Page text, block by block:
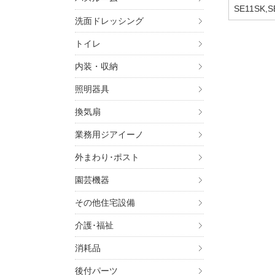
洗面ドレッシング
トイレ
内装・収納
照明器具
換気扇
業務用ジアイーノ
外まわり･ポスト
園芸機器
その他住宅設備
介護･福祉
消耗品
後付パーツ